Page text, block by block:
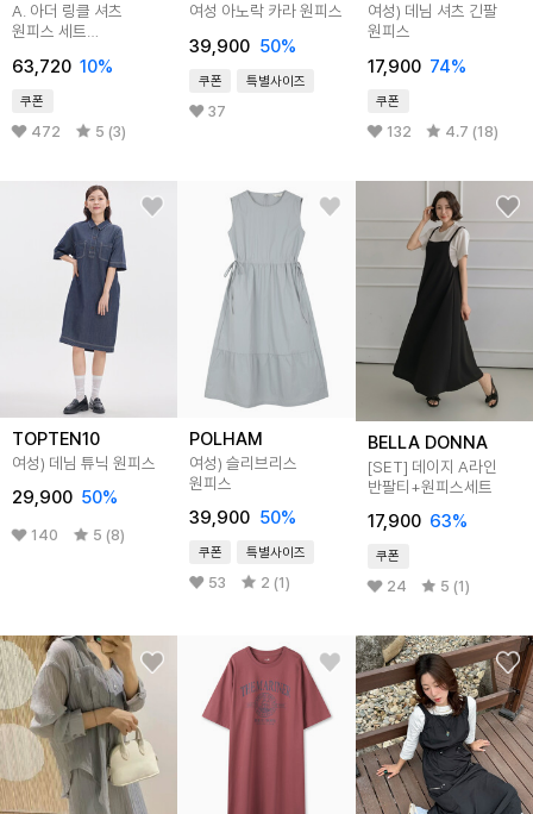
A. 아더 링클 셔츠
원피스 세트
63,720 10%
쿠폰
472 5 (3)
여성 아노락 카라 원피스
39,900 50%
쿠폰 특별사이즈
37
여성) 데님 셔츠 긴팔
원피스
17,900 74%
쿠폰
132 4.7 (18)
TOPTEN10
여성) 데님 튜닉 원피스
29,900 50%
140 5 (8)
POLHAM
여성) 슬리브리스
원피스
39,900 50%
쿠폰 특별사이즈
53 2 (1)
BELLA DONNA
[SET] 데이지 A라인
반팔티+원피스세트
17,900 63%
쿠폰
24 5 (1)